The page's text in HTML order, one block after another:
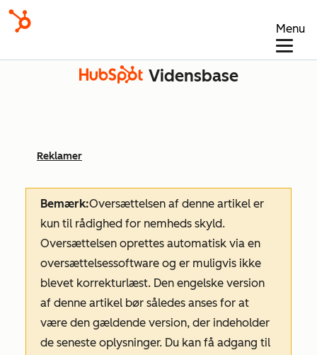
Menu
Vidensbase
Reklamer
Bemærk:Oversættelsen af denne artikel er
kun til rådighed for nemheds skyld.
Oversættelsen oprettes automatisk via en
oversættelsessoftware og er muligvis ikke
blevet korrekturlæst. Den engelske version
af denne artikel bør således anses for at
være den gældende version, der indeholder
de seneste oplysninger. Du kan få adgang til